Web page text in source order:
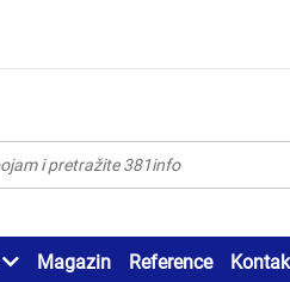
Magazin Reference